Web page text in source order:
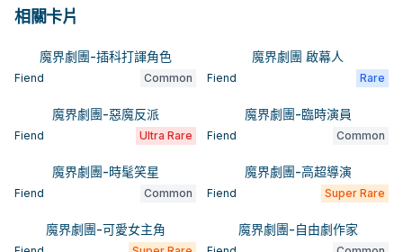
相關卡片
魔界劇團-插科打諢角色
Fiend Common
魔界劇團 啟幕人
Fiend Rare
魔界劇團-惡魔反派
Fiend Ultra Rare
魔界劇團-臨時演員
Fiend Common
魔界劇團-時髦笑星
Fiend Common
魔界劇團-高超導演
Fiend Super Rare
魔界劇團-可愛女主角 魔界劇團-自由劇作家